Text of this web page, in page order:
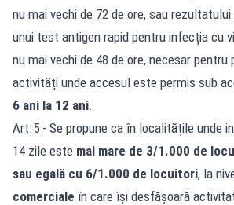
nu mai vechi de 72 de ore, sau
unui test antigen rapid pentru infecția cu
nu mai vechi de 48 de ore, necesar pentru
activități unde accesul este permis sub
6 ani la 12 ani.
Art.5 - Se propune ca în localitățile unde
14 zile este mai mare de 3/1.000 de
sau egală cu 6/1.000 de locuitori, la
comerciale în care își desfășoară